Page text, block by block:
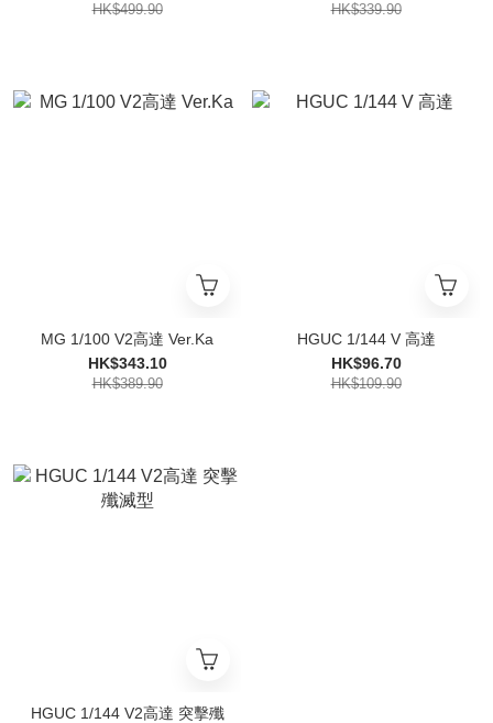
HK$499.90 HK$339.90
MG 1/100 V2高達 Ver.Ka
HK$343.10
HK$389.90
HGUC 1/144 V 高達
HK$96.70
HK$109.90
HGUC 1/144 V2高達 突擊殲